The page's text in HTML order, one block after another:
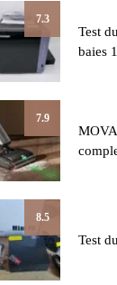
7.3
Test
baies
7.9
8.5
Test